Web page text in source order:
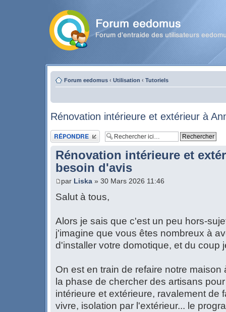
Forum eedomus ‹ Utilisation ‹ Tutoriels
Rénovation intérieure et extérieur à
Publier une réponse
Rénovation intérieure et
besoin d'avis
par Liska » 30 Mars 2026 11:46
Salut à tous,
Alors je sais que c'est un peu hors-
j'imagine que vous êtes nombreux à
d'installer votre domotique, et du coup
On est en train de refaire notre
la phase de chercher des artisans
intérieure et extérieure, ravalement de
vivre, isolation par l'extérieur... le